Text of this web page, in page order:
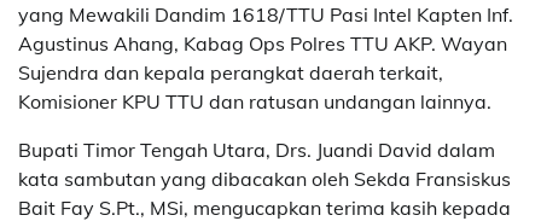
yang Mewakili Dandim 1618/TTU Pasi Intel Kapten Inf.
Agustinus Ahang, Kabag Ops Polres TTU AKP. Wayan
Sujendra dan kepala perangkat daerah terkait,
Komisioner KPU TTU dan ratusan undangan lainnya.
Bupati Timor Tengah Utara, Drs. Juandi David dalam
kata sambutan yang dibacakan oleh Sekda Fransiskus
Bait Fay S.Pt., MSi, mengucapkan terima kasih kepada